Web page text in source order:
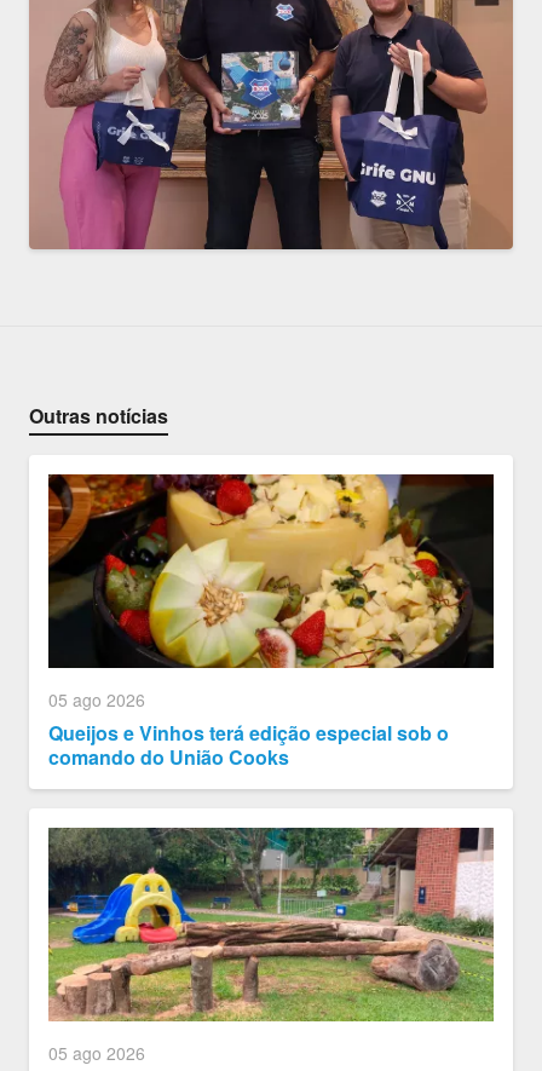
Outras notícias
05 ago 2026
Queijos e Vinhos terá edição especial sob o
comando do União Cooks
05 ago 2026